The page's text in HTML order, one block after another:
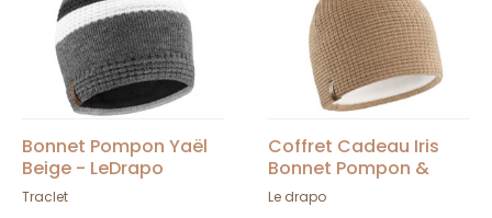
Bonnet Pompon Yaël
Beige - LeDrapo
Traclet
Coffret Cadeau Iris
Bonnet Pompon &
Ècharpe - LeDrapo
Le drapo